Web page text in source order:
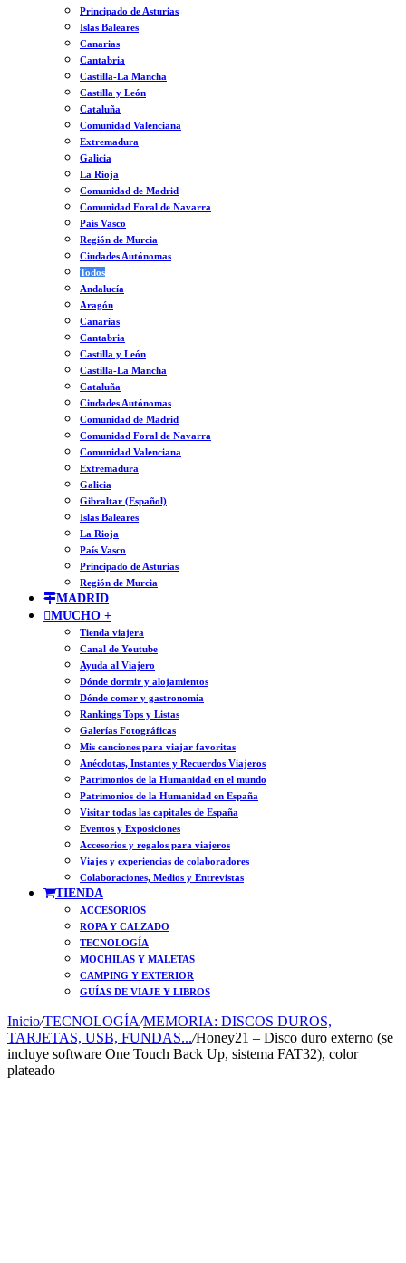
Principado de Asturias
Islas Baleares
Canarias
Cantabria
Castilla-La Mancha
Castilla y León
Cataluña
Comunidad Valenciana
Extremadura
Galicia
La Rioja
Comunidad de Madrid
Comunidad Foral de Navarra
País Vasco
Región de Murcia
Ciudades Autónomas
Todos
Andalucía
Aragón
Canarias
Cantabria
Castilla y León
Castilla-La Mancha
Cataluña
Ciudades Autónomas
Comunidad de Madrid
Comunidad Foral de Navarra
Comunidad Valenciana
Extremadura
Galicia
Gibraltar (Español)
Islas Baleares
La Rioja
País Vasco
Principado de Asturias
Región de Murcia
MADRID
MUCHO +
Tienda viajera
Canal de Youtube
Ayuda al Viajero
Dónde dormir y alojamientos
Dónde comer y gastronomía
Rankings Tops y Listas
Galerías Fotográficas
Mis canciones para viajar favoritas
Anécdotas, Instantes y Recuerdos Viajeros
Patrimonios de la Humanidad en el mundo
Patrimonios de la Humanidad en España
Visitar todas las capitales de España
Eventos y Exposiciones
Accesorios y regalos para viajeros
Viajes y experiencias de colaboradores
Colaboraciones, Medios y Entrevistas
TIENDA
ACCESORIOS
ROPA Y CALZADO
TECNOLOGÍA
MOCHILAS Y MALETAS
CAMPING Y EXTERIOR
GUÍAS DE VIAJE Y LIBROS
Inicio/TECNOLOGÍA/MEMORIA: DISCOS DUROS,
TARJETAS, USB, FUNDAS.../Honey21 – Disco duro externo (se
incluye software One Touch Back Up, sistema FAT32), color
plateado